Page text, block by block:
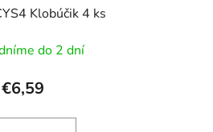
Klobúčik 4 ks
do 2 dní
€6,59